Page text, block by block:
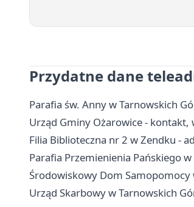
Przydatne dane
Parafia św. Anny w Tarnowskich
Urząd Gminy Ożarowice - kontakt,
Filia Biblioteczna nr 2 w Zendku -
Parafia Przemienienia Pańskiego
Środowiskowy Dom
Urząd Skarbowy w Tarnowskich